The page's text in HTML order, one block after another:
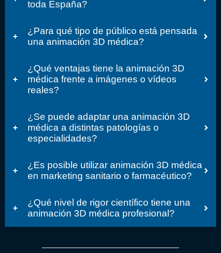
toda España?
¿Para qué tipo de público está pensada
una animación 3D médica?
¿Qué ventajas tiene la animación 3D
médica frente a imágenes o vídeos
reales?
¿Se puede adaptar una animación 3D
médica a distintas patologías o
especialidades?
¿Es posible utilizar animación 3D médica
en marketing sanitario o farmacéutico?
¿Qué nivel de rigor científico tiene una
animación 3D médica profesional?